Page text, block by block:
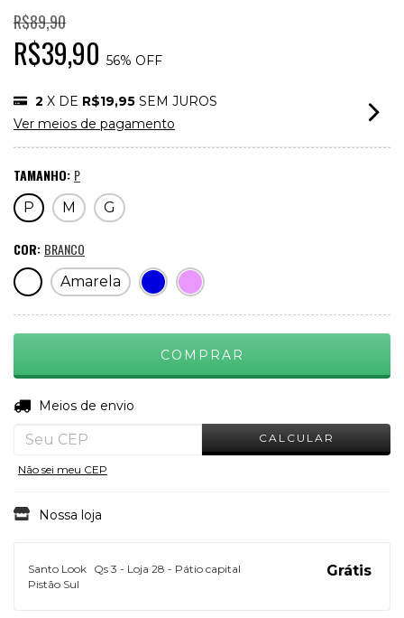
R$89,90
R$39,90 56% OFF
2 X DE R$19,95 SEM JUROS
Ver meios de pagamento
TAMANHO: P
P M G
COR: BRANCO
Amarela
Entregas para o CEP:
Meios de envio
CALCULAR
Não sei meu CEP
Nossa loja
Santo Look Qs 3 - Loja 28 - Pátio capital
Pistão Sul
Grátis